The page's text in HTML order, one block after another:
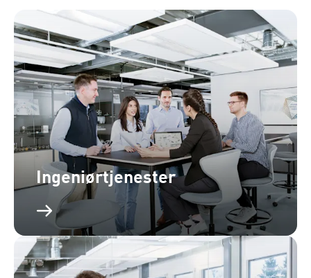
Ingeniørtjenester